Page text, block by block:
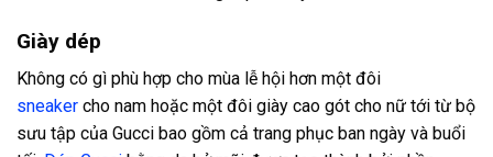
Giày dép
Không có gì phù hợp cho mùa lễ hội hơn một đôi
sneaker cho nam hoặc một đôi giày cao gót cho nữ tới từ bộ
sưu tập của Gucci bao gồm cả trang phục ban ngày và buổi